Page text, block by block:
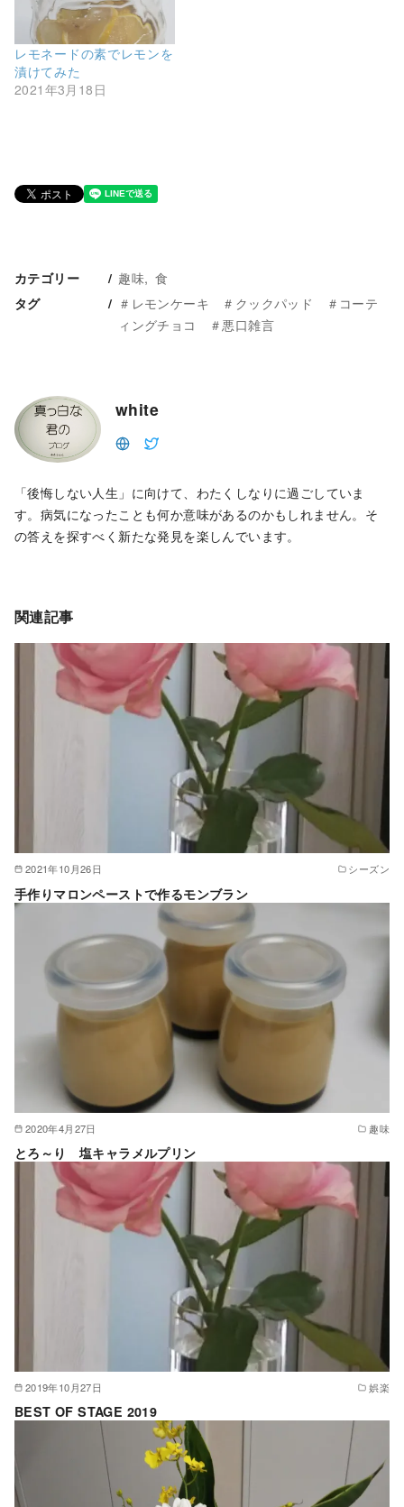
レモネードの素でレモンを
漬けてみた
2021年3月18日
カテゴリー 趣味 食
タグ
＃レモンケーキ ＃クックパッド ＃コーテ
ィングチョコ ＃悪口雑言
white
「後悔しない人生」に向けて、わたくしなりに過ごしていま
す。病気になったことも何か意味があるのかもしれません。そ
の答えを探すべく新たな発見を楽しんでいます。
関連記事
2021年10月26日 シーズン
手作りマロンペーストで作るモンブラン
2020年4月27日 趣味
とろ～り 塩キャラメルプリン
2019年10月27日 娯楽
BEST OF STAGE 2019